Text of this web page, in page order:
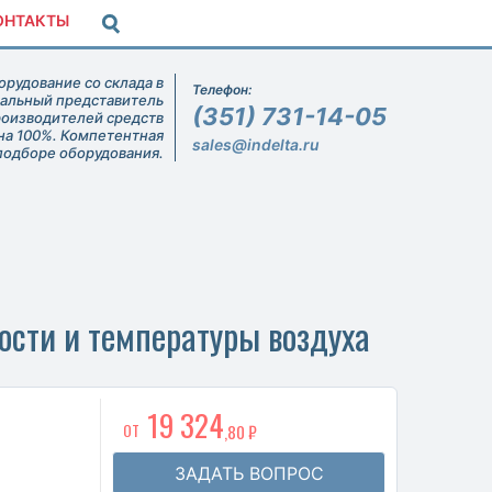
со склада в
представитель
средств
100%. Компетентная
оборудования.
Телефон:
(351) 731-14-05
sales@indelta.ru
и температуры воздуха
ОТ 19 324,80 ₽
ЗАДАТЬ ВОПРОС